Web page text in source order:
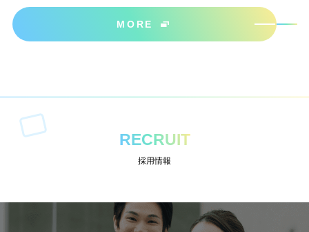
ださいね＾＾
MORE
RECRUIT
採用情報